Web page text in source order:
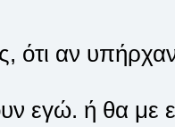
ότι αν
εγώ. ή θα με